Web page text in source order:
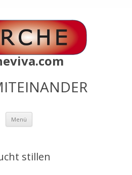
Menü Zum
springen
stillen